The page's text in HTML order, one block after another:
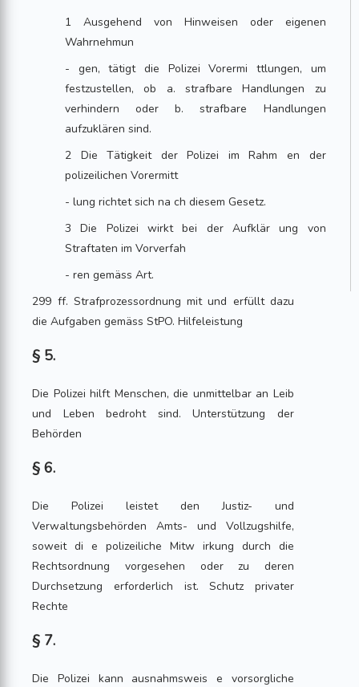
1 Ausgehend von Hinweisen oder eigenen
Wahrnehmun
- gen, tätigt die Polizei Vorermi ttlungen, um
festzustellen, ob a. strafbare Handlungen zu
verhindern oder b. strafbare Handlungen
aufzuklären sind.
2 Die Tätigkeit der Polizei im Rahm en der
polizeilichen Vorermitt
- lung richtet sich na ch diesem Gesetz.
3 Die Polizei wirkt bei der Aufklär ung von
Straftaten im Vorverfah
- ren gemäss Art.
299 ff. Strafprozessordnung mit und erfüllt dazu
die Aufgaben gemäss StPO. Hilfeleistung
§ 5.
Die Polizei hilft Menschen, die unmittelbar an Leib
und Leben bedroht sind. Unterstützung der
Behörden
§ 6.
Die Polizei leistet den Justiz- und
Verwaltungsbehörden Amts- und Vollzugshilfe,
soweit di e polizeiliche Mitw irkung durch die
Rechtsordnung vorgesehen oder zu deren
Durchsetzung erforderlich ist. Schutz privater
Rechte
§ 7.
Die Polizei kann ausnahmsweis e vorsorgliche